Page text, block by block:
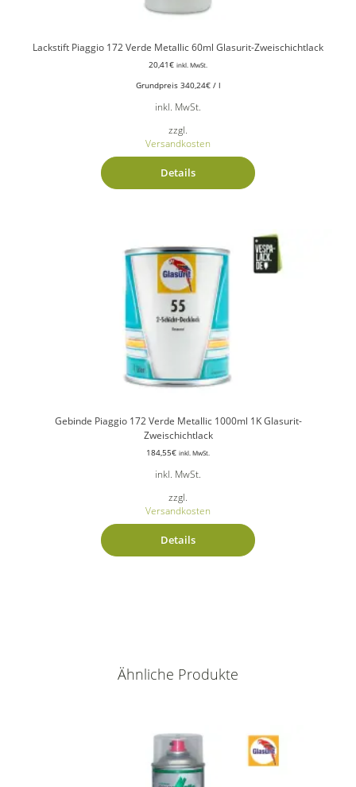
Lackstift Piaggio 172 Verde Metallic 60ml Glasurit-Zweischichtlack
20,41€ inkl. MwSt.
Grundpreis 340,24€/ l
inkl. MwSt.
zzgl.
Versandkosten
Details
Gebinde Piaggio 172 Verde Metallic 1000ml 1K Glasurit-
Zweischichtlack
184,55€ inkl. MwSt.
inkl. MwSt.
zzgl.
Versandkosten
Details
Ähnliche Produkte